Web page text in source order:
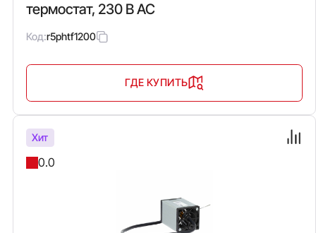
термостат, 230 В AC
Код:r5phtf1200
ГДЕ КУПИТЬ
Хит
0.0